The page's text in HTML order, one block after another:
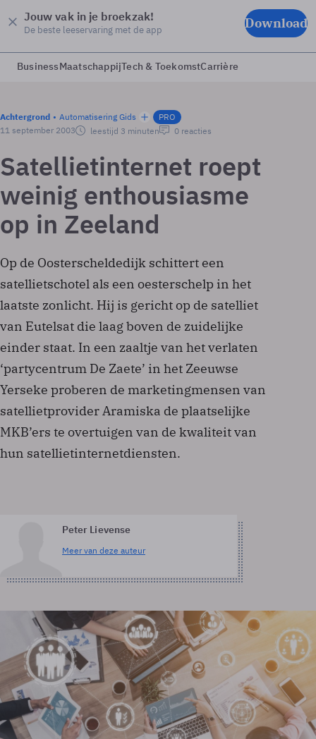
Jouw vak in je broekzak!
De beste leeservaring met de app Download
BusinessMaatschappijTech & ToekomstCarrière
Achtergrond Automatisering Gids
PRO
11 september 2003
leestijd 3 minuten 0 reacties
Satelliet­internet roept
weinig enthousiasme
op in Zeeland
Op de Oosterscheldedijk schittert een
satellietschotel als een oesterschelp in het
laatste zonlicht. Hij is gericht op de satelliet
van Eutelsat die laag boven de zuidelijke
einder staat. In een zaaltje van het verlaten
‘partycentrum De Zaete’ in het Zeeuwse
Yerseke proberen de marketingmensen van
satellietprovider Aramiska de plaatselijke
MKB’ers te overtuigen van de kwaliteit van
hun satelliet­internetdiensten.
Peter Lievense
Meer van deze auteur